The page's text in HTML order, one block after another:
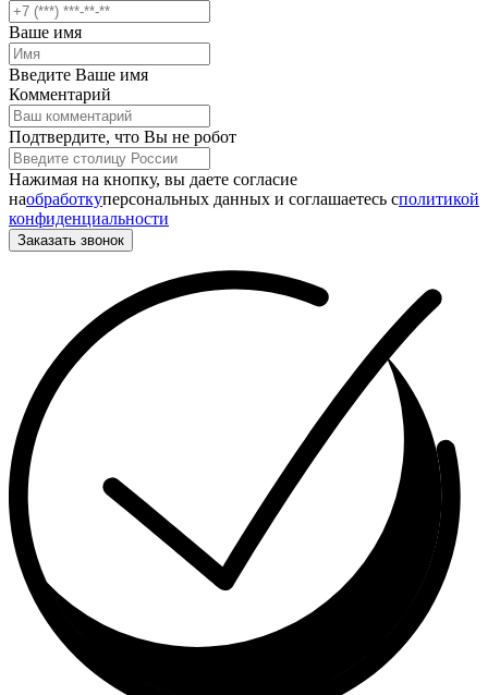
Ваше имя
Введите Ваше имя
Комментарий
Подтвердите, что Вы не робот
Нажимая на кнопку, вы даете согласие
наобработкуперсональных данных и соглашаетесь cполитикой
конфиденциальности
Заказать звонок